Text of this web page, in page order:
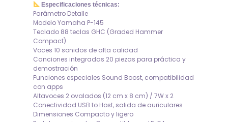
Especificaciones técnicas:
Parámetro Detalle
Modelo Yamaha P-145
Teclado 88 teclas GHC (Graded Hammer
Compact)
Voces 10 sonidos de alta calidad
Canciones integradas 20 piezas para práctica y
demostración
Funciones especiales Sound Boost, compatibilidad
con apps
Altavoces 2 ovalados (12 cm x 8 cm) / 7W x 2
Conectividad USB to Host, salida de auriculares
Dimensiones Compacto y ligero